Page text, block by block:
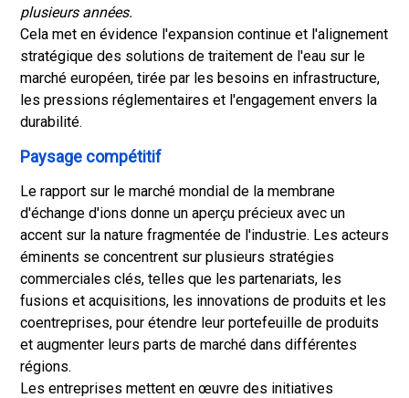
plusieurs années.
Cela met en évidence l'expansion continue et l'alignement
stratégique des solutions de traitement de l'eau sur le
marché européen, tirée par les besoins en infrastructure,
les pressions réglementaires et l'engagement envers la
durabilité.
Paysage compétitif
Le rapport sur le marché mondial de la membrane
d'échange d'ions donne un aperçu précieux avec un
accent sur la nature fragmentée de l'industrie. Les acteurs
éminents se concentrent sur plusieurs stratégies
commerciales clés, telles que les partenariats, les
fusions et acquisitions, les innovations de produits et les
coentreprises, pour étendre leur portefeuille de produits
et augmenter leurs parts de marché dans différentes
régions.
Les entreprises mettent en œuvre des initiatives